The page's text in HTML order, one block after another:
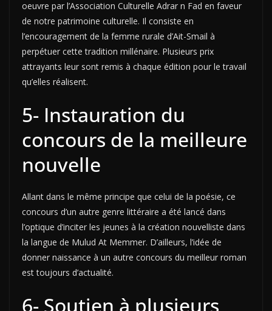
oeuvre par l’Association Culturelle Adrar n Fad en faveur
de notre patrimoine culturelle. Il consiste en
l’encouragement de la femme rurale d’Ait-Smail à
perpétuer cette tradition millénaire. Plusieurs prix
attrayants leur sont remis à chaque édition pour le travail
qu’elles réalisent.
5- Instauration du
concours de la meilleure
nouvelle
Allant dans le même principe que celui de la poésie, ce
concours d’un autre genre littéraire a été lancé dans
l’optique d’inciter les jeunes à la création nouvelliste dans
la langue de Mulud At Memmer. D’ailleurs, l’idée de
donner naissance à un autre concours du meilleur roman
est toujours d’actualité.
6- Soutien à plusieurs